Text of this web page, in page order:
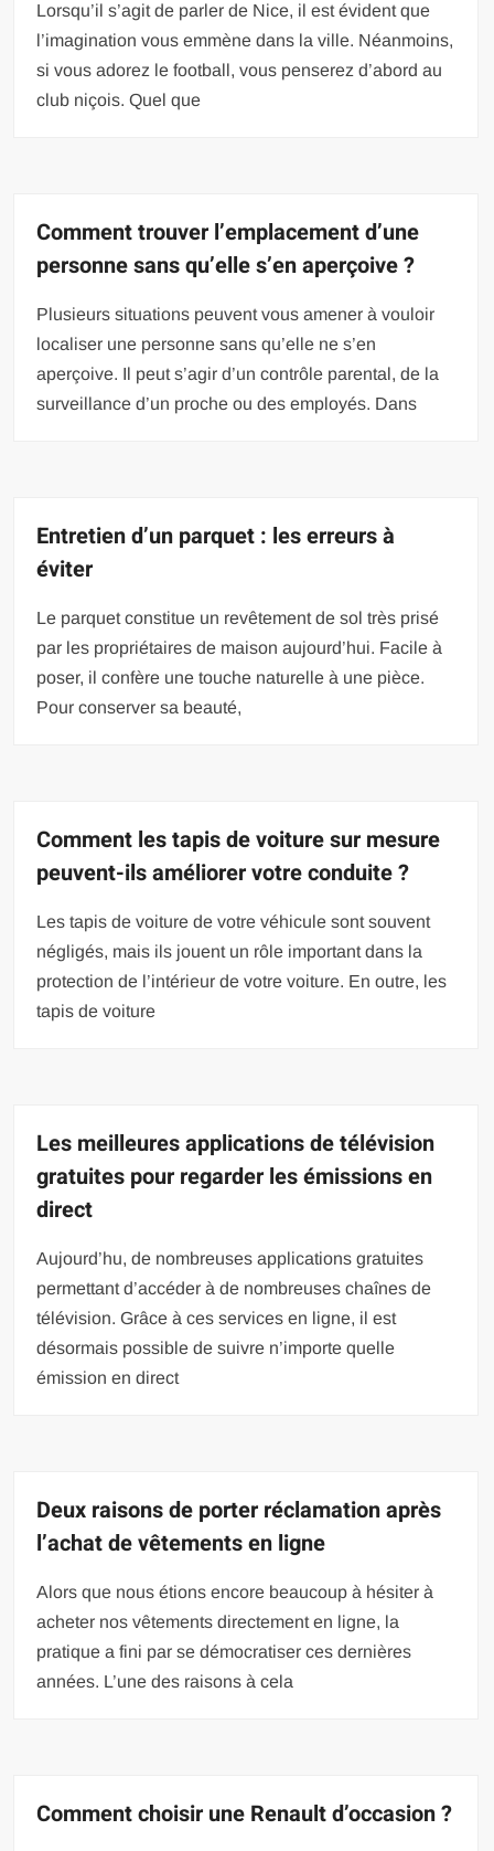
Lorsqu’il s’agit de parler de Nice, il est évident que
l’imagination vous emmène dans la ville. Néanmoins,
si vous adorez le football, vous penserez d’abord au
club niçois. Quel que
Comment trouver l’emplacement d’une
personne sans qu’elle s’en aperçoive ?
Plusieurs situations peuvent vous amener à vouloir
localiser une personne sans qu’elle ne s’en
aperçoive. Il peut s’agir d’un contrôle parental, de la
surveillance d’un proche ou des employés. Dans
Entretien d’un parquet : les erreurs à
éviter
Le parquet constitue un revêtement de sol très prisé
par les propriétaires de maison aujourd’hui. Facile à
poser, il confère une touche naturelle à une pièce.
Pour conserver sa beauté,
Comment les tapis de voiture sur mesure
peuvent-ils améliorer votre conduite ?
Les tapis de voiture de votre véhicule sont souvent
négligés, mais ils jouent un rôle important dans la
protection de l’intérieur de votre voiture. En outre, les
tapis de voiture
Les meilleures applications de télévision
gratuites pour regarder les émissions en
direct
Aujourd’hu, de nombreuses applications gratuites
permettant d’accéder à de nombreuses chaînes de
télévision. Grâce à ces services en ligne, il est
désormais possible de suivre n’importe quelle
émission en direct
Deux raisons de porter réclamation après
l’achat de vêtements en ligne
Alors que nous étions encore beaucoup à hésiter à
acheter nos vêtements directement en ligne, la
pratique a fini par se démocratiser ces dernières
années. L’une des raisons à cela
Comment choisir une Renault d’occasion ?